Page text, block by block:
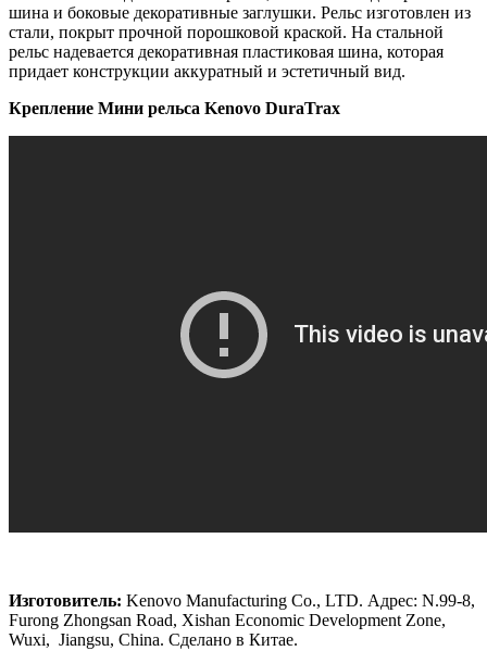
шина и боковые декоративные заглушки. Рельс изготовлен из
стали, покрыт прочной порошковой краской. На стальной
рельс надевается декоративная пластиковая шина, которая
придает конструкции аккуратный и эстетичный вид.
Крепление Мини рельса Kenovo DuraTrax
Изготовитель: Kenovo Manufacturing Co., LTD. Адрес: N.99-8,
Furong Zhongsan Road, Xishan Economic Development Zone,
Wuxi, Jiangsu, China. Сделано в Китае.